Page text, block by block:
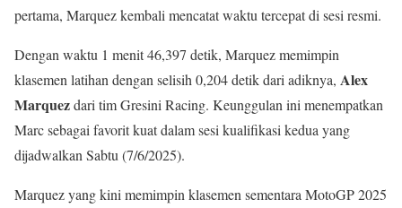
pertama, Marquez kembali mencatat waktu tercepat di sesi resmi.
Dengan waktu 1 menit 46,397 detik, Marquez memimpin
klasemen latihan dengan selisih 0,204 detik dari adiknya, Alex
Marquezdari tim Gresini Racing. Keunggulan ini menempatkan
Marc sebagai favorit kuat dalam sesi kualifikasi kedua yang
dijadwalkan Sabtu (7/6/2025).
Marquez yang kini memimpin klasemen sementara MotoGP 2025